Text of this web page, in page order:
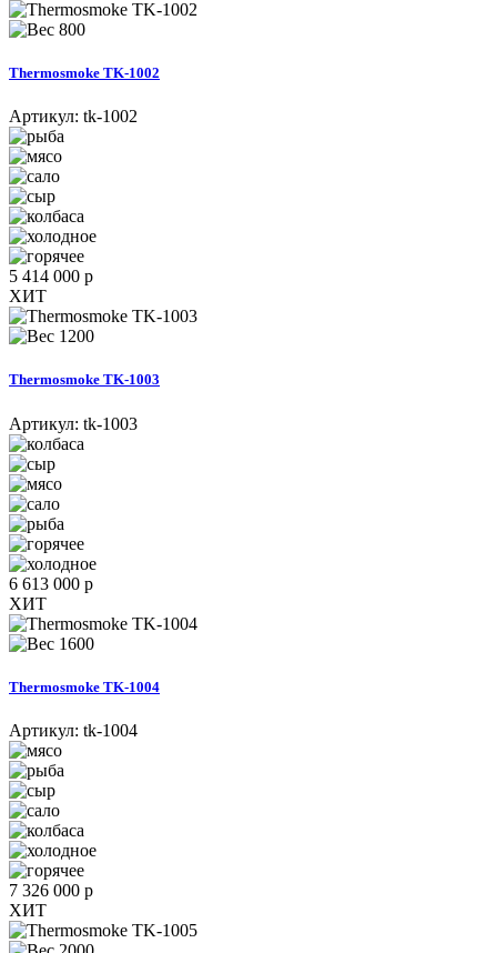
800
Thermosmoke TK-1002
Артикул: tk-1002
5 414 000 р
ХИТ
1200
Thermosmoke TK-1003
Артикул: tk-1003
6 613 000 р
ХИТ
1600
Thermosmoke TK-1004
Артикул: tk-1004
7 326 000 р
ХИТ